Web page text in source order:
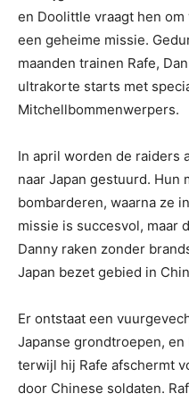
en Doolittle vraagt hen
een geheime missie.
maanden trainen Rafe,
ultrakorte starts met
Mitchellbommenwerpers.
In april worden de raiders
naar Japan gestuurd. Hun
bombarderen, waarna ze
missie is succesvol, maar
Danny raken zonder
Japan bezet gebied in
Er ontstaat een
Japanse grondtroepen,
terwijl hij Rafe afschermt
door Chinese soldaten.